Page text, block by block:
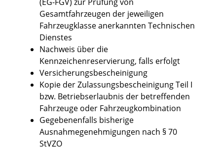
Gesamtfahrzeugen der jeweiligen
Fahrzeugklasse anerkannten Technischen
Dienstes
Nachweis über die
Kennzeichenreservierung, falls erfolgt
Versicherungsbescheinigung
Kopie der Zulassungsbescheinigung Teil I
bzw. Betriebserlaubnis der betreffenden
Fahrzeuge oder Fahrzeugkombination
Gegebenenfalls bisherige
Ausnahmegenehmigungen nach § 70
StVZO